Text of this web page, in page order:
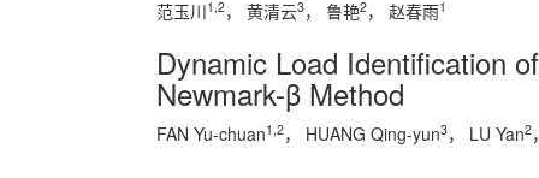
范玉川1,2， 黄清云3， 鲁艳2， 赵春雨1
Dynamic Load Identification
Newmark-β Method
FAN Yu-chuan1,2， HUANG Qing-yun3， LU Yan2